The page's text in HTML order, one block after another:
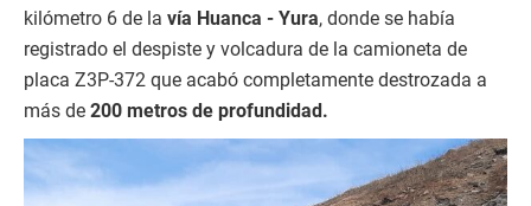
kilómetro 6 de la vía Huanca - Yura, donde se había
registrado el despiste y volcadura de la camioneta de
placa Z3P-372 que acabó completamente destrozada a
más de 200 metros de profundidad.